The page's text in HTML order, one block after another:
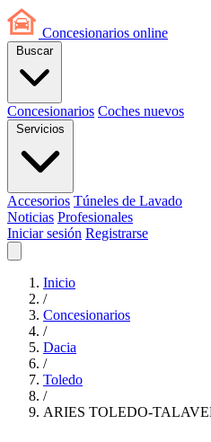
Concesionarios online
Buscar
Concesionarios Coches nuevos
Servicios
Accesorios Túneles de Lavado
Noticias Profesionales
Iniciar sesión Registrarse
Inicio
/
Concesionarios
/
Dacia
/
Toledo
/
ARIES TOLEDO-